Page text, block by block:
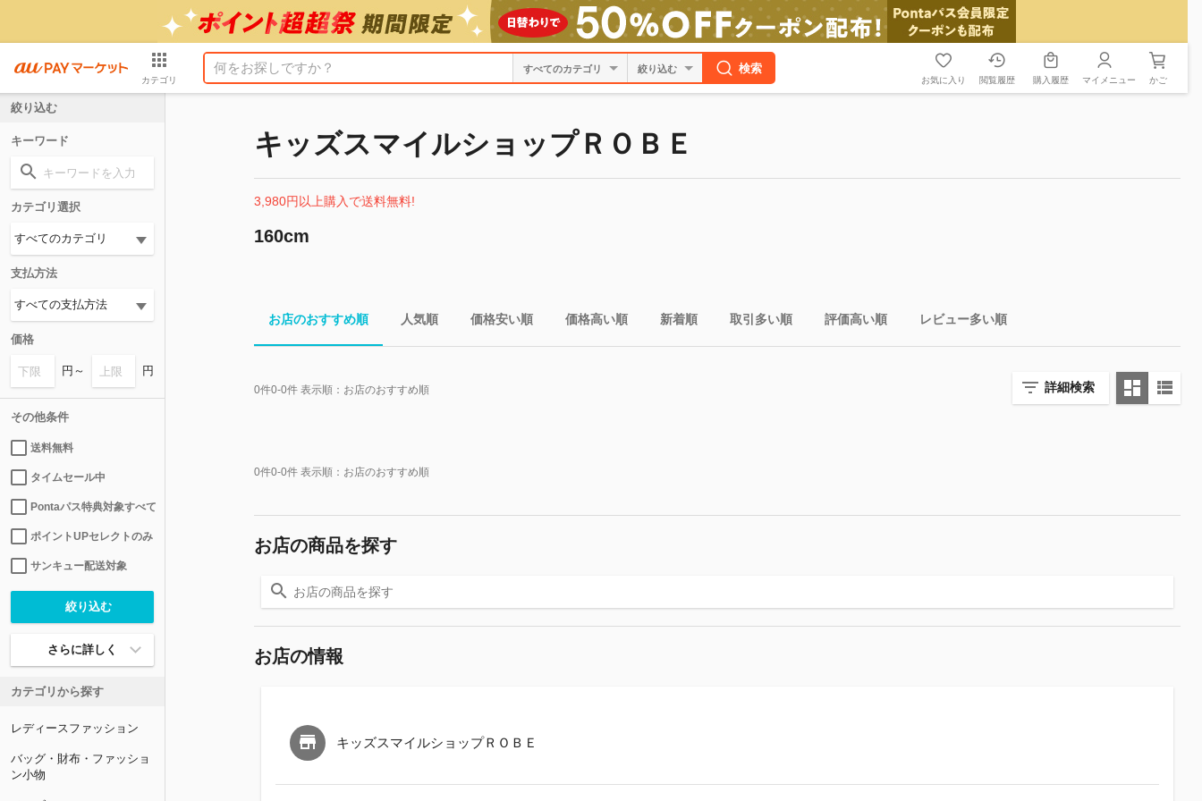
カテゴリ
絞り込む 検索
お気に入り 閲覧履歴 購入履歴 マイメニュー かご
キッズスマイルショップＲＯＢＥ
3,980円以上購入で送料無料!
160cm
お店のおすすめ順 人気順 価格安い順 価格高い順 新着順 取引多い順 評価高い順 レビュー多い順
詳細検索
0件0-0件 表示順： お店のおすすめ順
0件0-0件 表示順： お店のおすすめ順
お店の商品を探す
お店の情報
キッズスマイルショップＲＯＢＥ
絞り込む
キーワード
カテゴリ選択
支払方法
価格
円～ 円
その他条件
送料無料
タイムセール中
Pontaパス特典対象すべて
ポイントUPセレクトのみ
サンキュー配送対象
さらに詳しく
カテゴリから探す
レディースファッション
バッグ・財布・ファッショ
ン小物